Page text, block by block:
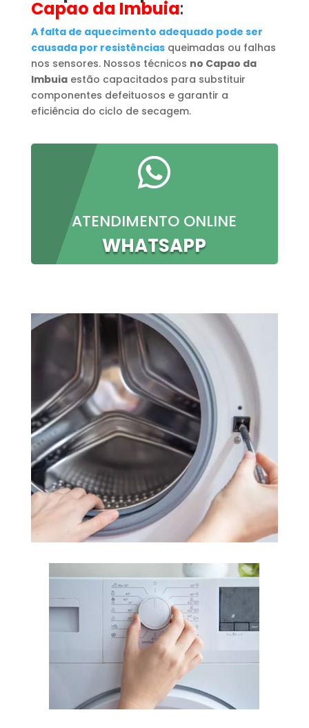
Capao da Imbuia:
A falta de aquecimento adequado pode ser
causada por resistênciasqueimadas ou falhas
nos sensores. Nossos técnicos no Capao da
Imbuiaestão capacitados para substituir
componentes defeituosos e garantir a
eficiência do ciclo de secagem.

ATENDIMENTO ONLINE
WHATSAPP